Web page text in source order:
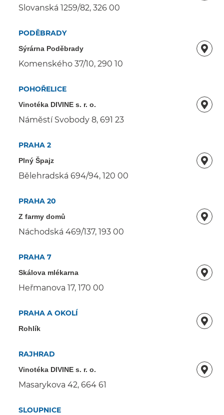
Slovanská 1259/82, 326 00
PODĚBRADY
Sýrárna Poděbrady
Komenského 37/10, 290 10
POHOŘELICE
Vinotéka DIVINE s. r. o.
Náměstí Svobody 8, 691 23
PRAHA 2
Plný Špajz
Bělehradská 694/94, 120 00
PRAHA 20
Z farmy domů
Náchodská 469/137, 193 00
PRAHA 7
Skálova mlékarna
Heřmanova 17, 170 00
PRAHA A OKOLÍ
Rohlík
RAJHRAD
Vinotéka DIVINE s. r. o.
Masarykova 42, 664 61
SLOUPNICE